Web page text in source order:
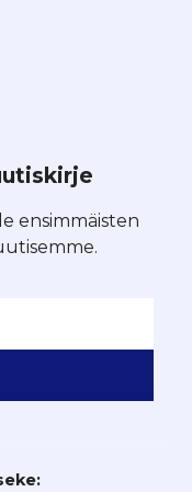
ensimmäisten